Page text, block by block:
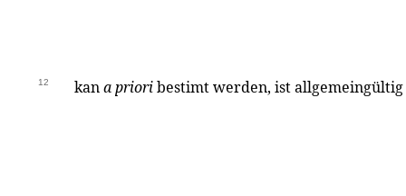
12 kana prioribestimt werden, ist